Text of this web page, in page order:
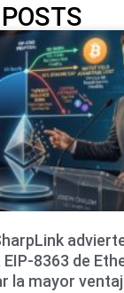
8363 de
la mayor